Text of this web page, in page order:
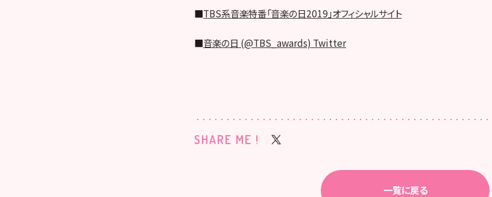
■TBS系音楽特番「音楽の日2019」オフィシャルサイト
■音楽の日 (@TBS_awards) Twitter
SHARE ME !
一覧に戻る